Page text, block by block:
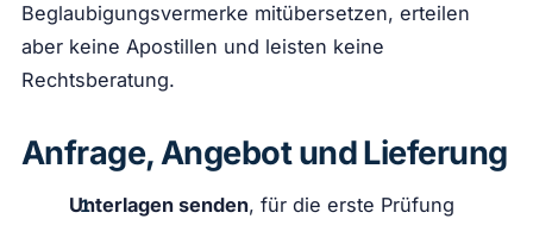
Beglaubigungsvermerke mitübersetzen, erteilen
aber keine Apostillen und leisten keine
Rechtsberatung.
Anfrage, Angebot und Lieferung
Unterlagen senden, für die erste Prüfung